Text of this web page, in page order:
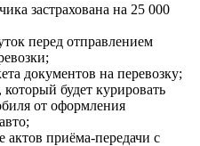
застрахована на 25 000
перед отправлением
документов на перевозку;
будет курировать
от оформления
актов приёма-передачи с